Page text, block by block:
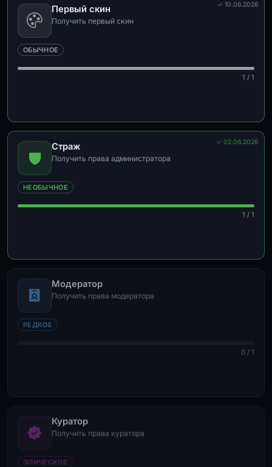
✓ 10.06.2026
Первый скин
Получить первый скин
ОБЫЧНОЕ
1 / 1
✓ 02.06.2026
Страж
Получить права администратора
НЕОБЫЧНОЕ
1 / 1
Модератор
Получить права модератора
РЕДКОЕ
0 / 1
Куратор
Получить права куратора
ЭПИЧЕСКОЕ